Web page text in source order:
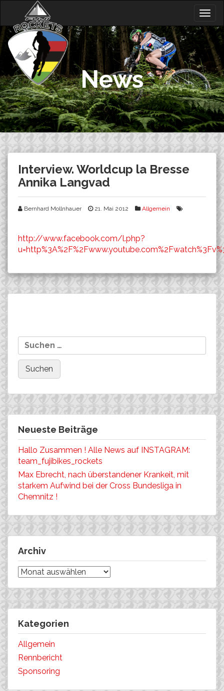
content
News
Interview. Worldcup la Bresse
Annika Langvad
Bernhard Mollnhauer 21. Mai 2012 Allgemein
http://www.facebook.com/l.php?
Neueste Beiträge
Hallo Zusammen ! Alle News auf INSTAGRAM:
team_fujibikes_rockets
Max Ebrecht, nach überstandener Krankeit, mit
starkem Aufwind bei der Cross Bundesliga in
Chemnitz !
Archiv
Archiv
Kategorien
Allgemein
Rennbericht
Sponsoring